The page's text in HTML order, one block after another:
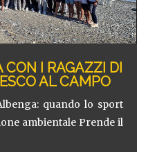
CON I RAGAZZI DI
AL CAMPO
quando lo sport
ambientale Prende il